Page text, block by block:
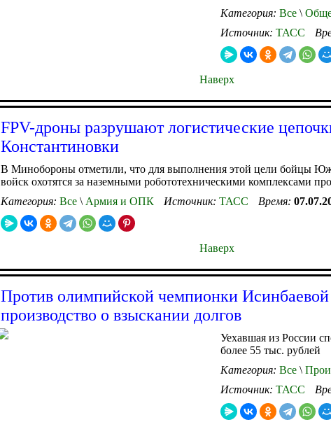
Категория: Все \
Источник: ТАСС
Наверх
FPV-дроны разрушают логистические
Константиновки
В Минобороны отметили, что для выполнения этой цели бойцы
войск охотятся за наземными робототехническими комплексами
Категория: Все \ Армия и ОПК Источник: ТАСС Время:
Наверх
Против олимпийской чемпионки
производство о взыскании долгов
Уехавшая из России
более 55 тыс. рублей
Категория: Все \
Источник: ТАСС